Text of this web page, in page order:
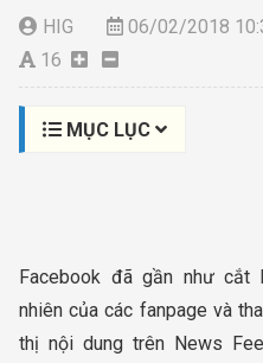
HIG 06/02/2018
16
MỤC LỤC
Facebook đã gần như
nhiên của các fanpage và
thị nội dung trên News